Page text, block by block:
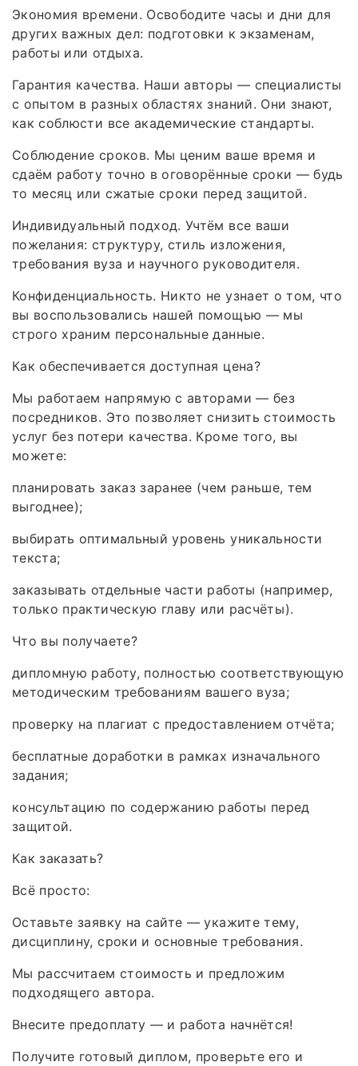
Экономия времени. Освободите часы и дни для
других важных дел: подготовки к экзаменам,
работы или отдыха.
Гарантия качества. Наши авторы — специалисты
с опытом в разных областях знаний. Они знают,
как соблюсти все академические стандарты.
Соблюдение сроков. Мы ценим ваше время и
сдаём работу точно в оговорённые сроки — будь
то месяц или сжатые сроки перед защитой.
Индивидуальный подход. Учтём все ваши
пожелания: структуру, стиль изложения,
требования вуза и научного руководителя.
Конфиденциальность. Никто не узнает о том, что
вы воспользовались нашей помощью — мы
строго храним персональные данные.
Как обеспечивается доступная цена?
Мы работаем напрямую с авторами — без
посредников. Это позволяет снизить стоимость
услуг без потери качества. Кроме того, вы
можете:
планировать заказ заранее (чем раньше, тем
выгоднее);
выбирать оптимальный уровень уникальности
текста;
заказывать отдельные части работы (например,
только практическую главу или расчёты).
Что вы получаете?
дипломную работу, полностью соответствующую
методическим требованиям вашего вуза;
проверку на плагиат с предоставлением отчёта;
бесплатные доработки в рамках изначального
задания;
консультацию по содержанию работы перед
защитой.
Как заказать?
Всё просто:
Оставьте заявку на сайте — укажите тему,
дисциплину, сроки и основные требования.
Мы рассчитаем стоимость и предложим
подходящего автора.
Внесите предоплату — и работа начнётся!
Получите готовый диплом, проверьте его и